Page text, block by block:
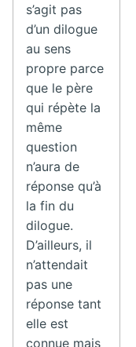
s’agit pas
d’un dilogue
au sens
propre parce
que le père
qui répète la
même
question
n’aura de
réponse qu’à
la fin du
dilogue.
D’ailleurs, il
n’attendait
pas une
réponse tant
elle est
connue mais